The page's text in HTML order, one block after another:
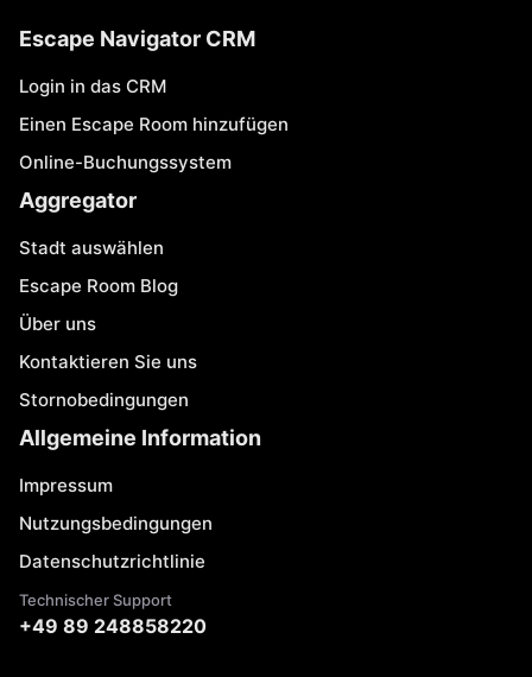
Escape Navigator CRM
Login in das CRM
Einen Escape Room hinzufügen
Online-Buchungssystem
Aggregator
Stadt auswählen
Escape Room Blog
Über uns
Kontaktieren Sie uns
Stornobedingungen
Allgemeine Information
Impressum
Nutzungsbedingungen
Datenschutzrichtlinie
Technischer Support
+49 89 248858220